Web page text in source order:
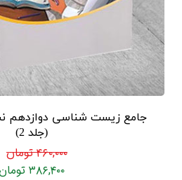
جامع زیست شناسی دوازدهم
(جلد 2)
۴۶۰,۰۰۰ تومان
۳۸۶,۴۰۰ تومان